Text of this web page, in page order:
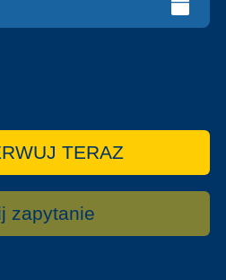
TERAZ
zapytanie